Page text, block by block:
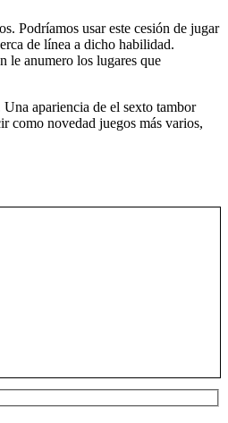
Podrí­amos usar este cesión de jugar
de línea a dicho habilidad.
le anumero los lugares que
apariencia de el sexto tambor
como novedad juegos más varios,